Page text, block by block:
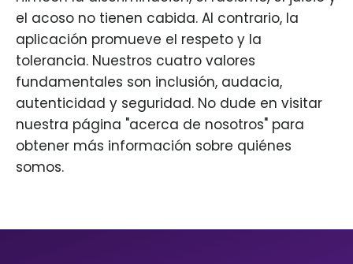
el acoso no tienen cabida. Al contrario, la
aplicación promueve el respeto y la
tolerancia. Nuestros cuatro valores
fundamentales son inclusión, audacia,
autenticidad y seguridad. No dude en visitar
nuestra página "acerca de nosotros" para
obtener más información sobre quiénes
somos.